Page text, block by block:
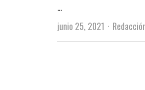
…
junio 25, 2021
Author